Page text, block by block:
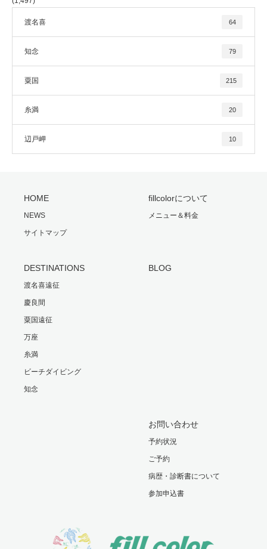
渡名喜 64
知念 79
粟国 215
糸満 20
辺戸岬 10
HOME
NEWS
サイトマップ
fillcolorについて
メニュー＆料金
DESTINATIONS
渡名喜遠征
慶良間
粟国遠征
万座
糸満
ビーチダイビング
知念
BLOG
お問い合わせ
予約状況
ご予約
病歴・診断書について
参加申込書